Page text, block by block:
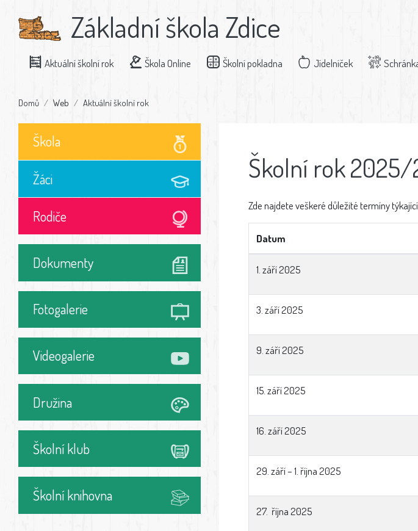
Základní škola Zdice
Aktuální školní rok Škola Online Školní pokladna Jídelníček
Domů Web Aktuální školní rok
Škola
Žáci
Rodiče
Dokumenty
Fotogalerie
Videogalerie
Družina
Školní klub
Školní knihovna
Školní rok
Zde najdete veškeré důležité termíny týkající
Datum
1. září 2025
3. září 2025
9. září 2025
15. září 2025
16. září 2025
29. září – 1. října 2025
27. října 2025